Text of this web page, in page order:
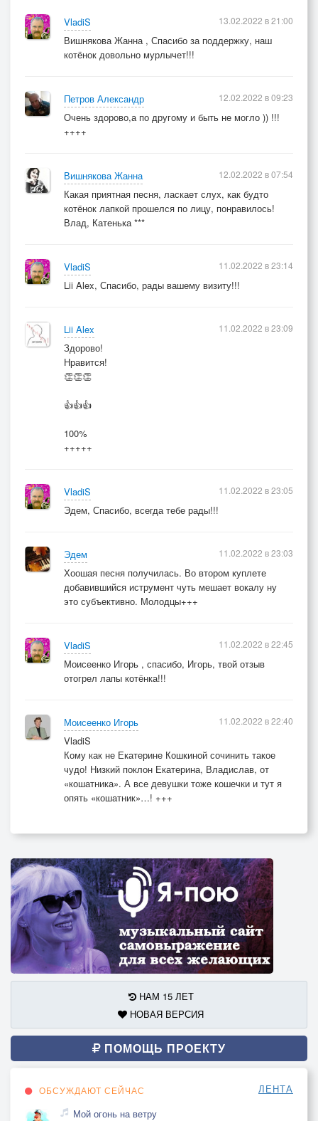
VladiS
Вишнякова Жанна , Спасибо за поддержку, наш
котёнок довольно мурлычет!!!
13.02.2022 в 21:00
Петров Александр
Очень здорово,а по другому и быть не могло )) !!!
++++
12.02.2022 в 09:23
Вишнякова Жанна
Какая приятная песня, ласкает слух, как будто
котёнок лапкой прошелся по лицу, понравилось!
Влад, Катенька ***
12.02.2022 в 07:54
VladiS
Lii Alex, Спасибо, рады вашему визиту!!!
11.02.2022 в 23:14
Lii Alex
Здорово!
Нравится!
👏👏👏
👍👍👍
100%
+++++
11.02.2022 в 23:09
VladiS
Эдем, Спасибо, всегда тебе рады!!!
11.02.2022 в 23:05
Эдем
Хоошая песня получилась. Во втором куплете
добавившийся иструмент чуть мешает вокалу ну
это субъективно. Молодцы+++
11.02.2022 в 23:03
VladiS
Моисеенко Игорь , спасибо, Игорь, твой отзыв
отогрел лапы котёнка!!!
11.02.2022 в 22:45
Моисеенко Игорь
VladiS
Кому как не Екатерине Кошкиной сочинить такое
чудо! Низкий поклон Екатерина, Владислав, от
«кошатника». А все девушки тоже кошечки и тут я
опять «кошатник»…! +++
11.02.2022 в 22:40
НАМ 15 ЛЕТ
НОВАЯ ВЕРСИЯ
ПОМОЩЬ ПРОЕКТУ
ОБСУЖДАЮТ СЕЙЧАС ЛЕНТА
Мой огонь на ветру